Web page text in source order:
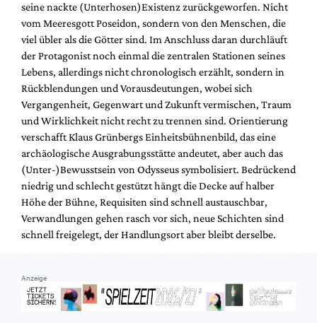
seine nackte (Unterhosen)Existenz zurückgeworfen. Nicht
vom Meeresgott Poseidon, sondern von den Menschen, die
viel übler als die Götter sind. Im Anschluss daran durchläuft
der Protagonist noch einmal die zentralen Stationen seines
Lebens, allerdings nicht chronologisch erzählt, sondern in
Rückblendungen und Vorausdeutungen, wobei sich
Vergangenheit, Gegenwart und Zukunft vermischen, Traum
und Wirklichkeit nicht recht zu trennen sind. Orientierung
verschafft Klaus Grünbergs Einheitsbühnenbild, das eine
archäologische Ausgrabungsstätte andeutet, aber auch das
(Unter-)Bewusstsein von Odysseus symbolisiert. Bedrückend
niedrig und schlecht gestützt hängt die Decke auf halber
Höhe der Bühne, Requisiten sind schnell austauschbar,
Verwandlungen gehen rasch vor sich, neue Schichten sind
schnell freigelegt, der Handlungsort aber bleibt derselbe.
Anzeige